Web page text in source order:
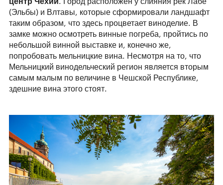
(Эльбы) и Влтавы, которые сформировали ландшафт
таким образом, что здесь процветает виноделие. В
замке можно осмотреть винные погреба, пройтись по
небольшой винной выставке и, конечно же,
попробовать мельницкие вина. Несмотря на то, что
Мельницкий винодельческий регион является вторым
самым малым по величине в Чешской Республике,
здешние вина этого стоят.